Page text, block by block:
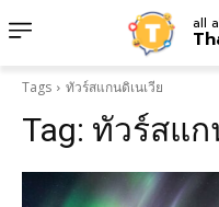
all
Tags ทัวร์สแกนดิเนเวีย
Tag: ทัวร์สแก